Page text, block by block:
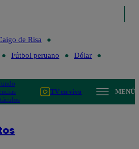
de Risa
Fútbol peruano
Dólar
TV en vivo MENÚ